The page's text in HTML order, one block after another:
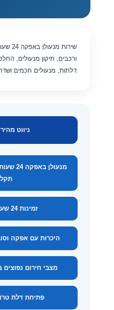
שירות
ורכבים, תיקון מנעולים,
דלתות, מנעולים חכמים
ניווט
מנעולן
זמינות 24 שעות באפקה
היכרות עם אפקה
מצבי חירום
פתיחת דלת